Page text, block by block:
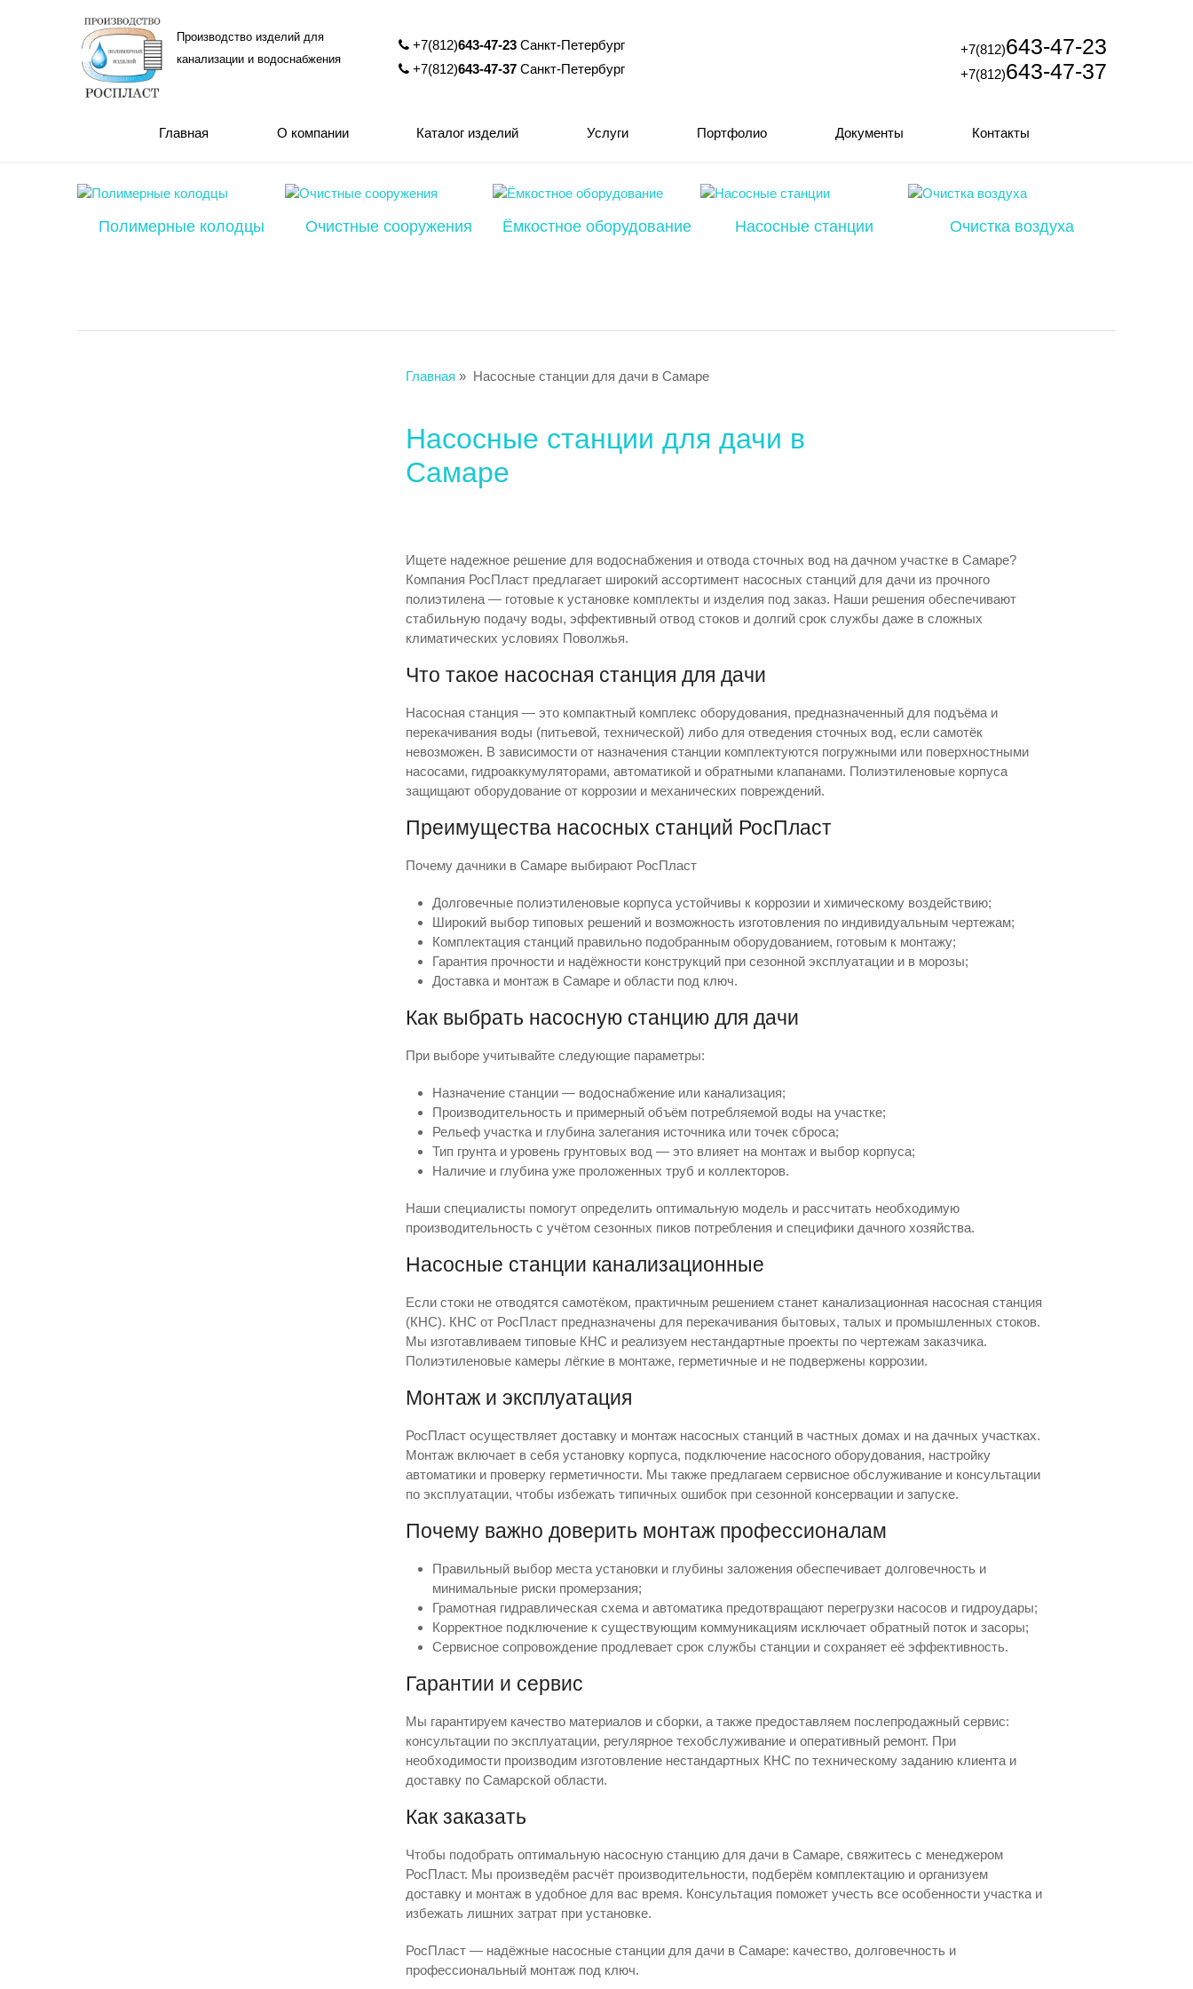
Производство изделий для
канализации и водоснабжения
+7(812)643-47-23 Санкт-Петербург
+7(812)643-47-37 Санкт-Петербург
+7(812)643-47-23
+7(812)643-47-37
Главная О компании Каталог изделий Услуги Портфолио Документы Контакты
Полимерные колодцы Очистные сооружения Ёмкостное оборудование Насосные станции Очистка воздуха
Главная » Насосные станции для дачи в Самаре
Насосные станции для дачи в
Самаре
Ищете надежное решение для водоснабжения и отвода сточных вод на дачном участке в Самаре?
Компания РосПласт предлагает широкий ассортимент насосных станций для дачи из прочного
полиэтилена — готовые к установке комплекты и изделия под заказ. Наши решения обеспечивают
стабильную подачу воды, эффективный отвод стоков и долгий срок службы даже в сложных
климатических условиях Поволжья.
Что такое насосная станция для дачи
Насосная станция — это компактный комплекс оборудования, предназначенный для подъёма и
перекачивания воды (питьевой, технической) либо для отведения сточных вод, если самотёк
невозможен. В зависимости от назначения станции комплектуются погружными или поверхностными
насосами, гидроаккумуляторами, автоматикой и обратными клапанами. Полиэтиленовые корпуса
защищают оборудование от коррозии и механических повреждений.
Преимущества насосных станций РосПласт
Почему дачники в Самаре выбирают РосПласт
Долговечные полиэтиленовые корпуса устойчивы к коррозии и химическому воздействию;
Широкий выбор типовых решений и возможность изготовления по индивидуальным чертежам;
Комплектация станций правильно подобранным оборудованием, готовым к монтажу;
Гарантия прочности и надёжности конструкций при сезонной эксплуатации и в морозы;
Доставка и монтаж в Самаре и области под ключ.
Как выбрать насосную станцию для дачи
При выборе учитывайте следующие параметры:
Назначение станции — водоснабжение или канализация;
Производительность и примерный объём потребляемой воды на участке;
Рельеф участка и глубина залегания источника или точек сброса;
Тип грунта и уровень грунтовых вод — это влияет на монтаж и выбор корпуса;
Наличие и глубина уже проложенных труб и коллекторов.
Наши специалисты помогут определить оптимальную модель и рассчитать необходимую
производительность с учётом сезонных пиков потребления и специфики дачного хозяйства.
Насосные станции канализационные
Если стоки не отводятся самотёком, практичным решением станет канализационная насосная станция
(КНС). КНС от РосПласт предназначены для перекачивания бытовых, талых и промышленных стоков.
Мы изготавливаем типовые КНС и реализуем нестандартные проекты по чертежам заказчика.
Полиэтиленовые камеры лёгкие в монтаже, герметичные и не подвержены коррозии.
Монтаж и эксплуатация
РосПласт осуществляет доставку и монтаж насосных станций в частных домах и на дачных участках.
Монтаж включает в себя установку корпуса, подключение насосного оборудования, настройку
автоматики и проверку герметичности. Мы также предлагаем сервисное обслуживание и консультации
по эксплуатации, чтобы избежать типичных ошибок при сезонной консервации и запуске.
Почему важно доверить монтаж профессионалам
Правильный выбор места установки и глубины заложения обеспечивает долговечность и
минимальные риски промерзания;
Грамотная гидравлическая схема и автоматика предотвращают перегрузки насосов и гидроудары;
Корректное подключение к существующим коммуникациям исключает обратный поток и засоры;
Сервисное сопровождение продлевает срок службы станции и сохраняет её эффективность.
Гарантии и сервис
Мы гарантируем качество материалов и сборки, а также предоставляем послепродажный сервис:
консультации по эксплуатации, регулярное техобслуживание и оперативный ремонт. При
необходимости производим изготовление нестандартных КНС по техническому заданию клиента и
доставку по Самарской области.
Как заказать
Чтобы подобрать оптимальную насосную станцию для дачи в Самаре, свяжитесь с менеджером
РосПласт. Мы произведём расчёт производительности, подберём комплектацию и организуем
доставку и монтаж в удобное для вас время. Консультация поможет учесть все особенности участка и
избежать лишних затрат при установке.
РосПласт — надёжные насосные станции для дачи в Самаре: качество, долговечность и
профессиональный монтаж под ключ.